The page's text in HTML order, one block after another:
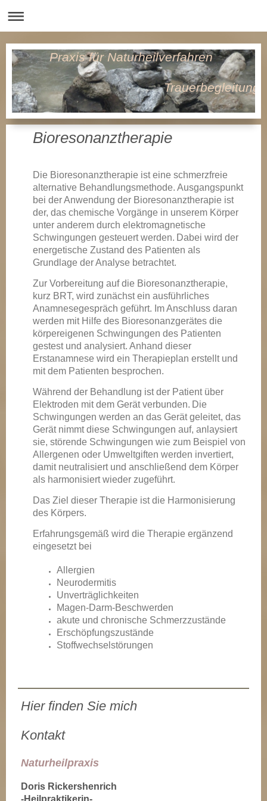
Praxis für Naturheilverfahren
Trauerbegleitung
Bioresonanztherapie
Die Bioresonanztherapie ist eine schmerzfreie
alternative Behandlungsmethode. Ausgangspunkt
bei der Anwendung der Bioresonanztherapie ist
der, das chemische Vorgänge in unserem Körper
unter anderem durch elektromagnetische
Schwingungen gesteuert werden. Dabei wird der
energetische Zustand des Patienten als
Grundlage der Analyse betrachtet.
Zur Vorbereitung auf die Bioresonanztherapie,
kurz BRT, wird zunächst ein ausführliches
Anamnesegespräch geführt. Im Anschluss daran
werden mit Hilfe des Bioresonanzgerätes die
körpereigenen Schwingungen des Patienten
gestest und analysiert. Anhand dieser
Erstanamnese wird ein Therapieplan erstellt und
mit dem Patienten besprochen.
Während der Behandlung ist der Patient über
Elektroden mit dem Gerät verbunden. Die
Schwingungen werden an das Gerät geleitet, das
Gerät nimmt diese Schwingungen auf, anlaysiert
sie, störende Schwingungen wie zum Beispiel von
Allergenen oder Umweltgiften werden invertiert,
damit neutralisiert und anschließend dem Körper
als harmonisiert wieder zugeführt.
Das Ziel dieser Therapie ist die Harmonisierung
des Körpers.
Erfahrungsgemäß wird die Therapie ergänzend
eingesetzt bei
Allergien
Neurodermitis
Unverträglichkeiten
Magen-Darm-Beschwerden
akute und chronische Schmerzzustände
Erschöpfungszustände
Stoffwechselstörungen
Hier finden Sie mich
Kontakt
Naturheilpraxis
Doris Rickershenrich
-Heilpraktikerin-